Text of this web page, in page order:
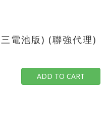
電池版) (聯強代理)
ADD TO CART